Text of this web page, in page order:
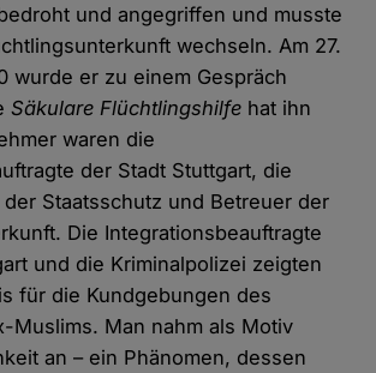
und angegriffen und musste
wechseln. Am 27.
wurde er zu einem Gespräch
Säkulare Flüchtlingshilfe hat ihn
waren die
der Stadt Stuttgart, die
Staatsschutz und Betreuer der
Die Integrationsbeauftragte
und die Kriminalpolizei zeigten
für die Kundgebungen des
Muslims. Man nahm als Motiv
an – ein Phänomen, dessen